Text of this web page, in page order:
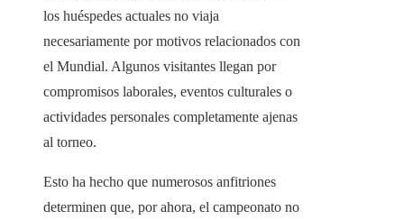
los huéspedes actuales no viaja
necesariamente por motivos relacionados con
el Mundial. Algunos visitantes llegan por
compromisos laborales, eventos culturales o
actividades personales completamente ajenas
al torneo.
Esto ha hecho que numerosos anfitriones
determinen que, por ahora, el campeonato no